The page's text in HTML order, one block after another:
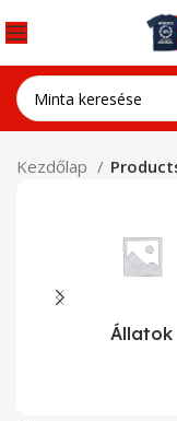
Kezdőlap
Állatok